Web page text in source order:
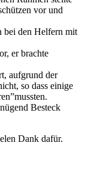
vor und
bei den Helfern mit
er brachte
aufgrund der
so dass einige
Besteck
Dank dafür.